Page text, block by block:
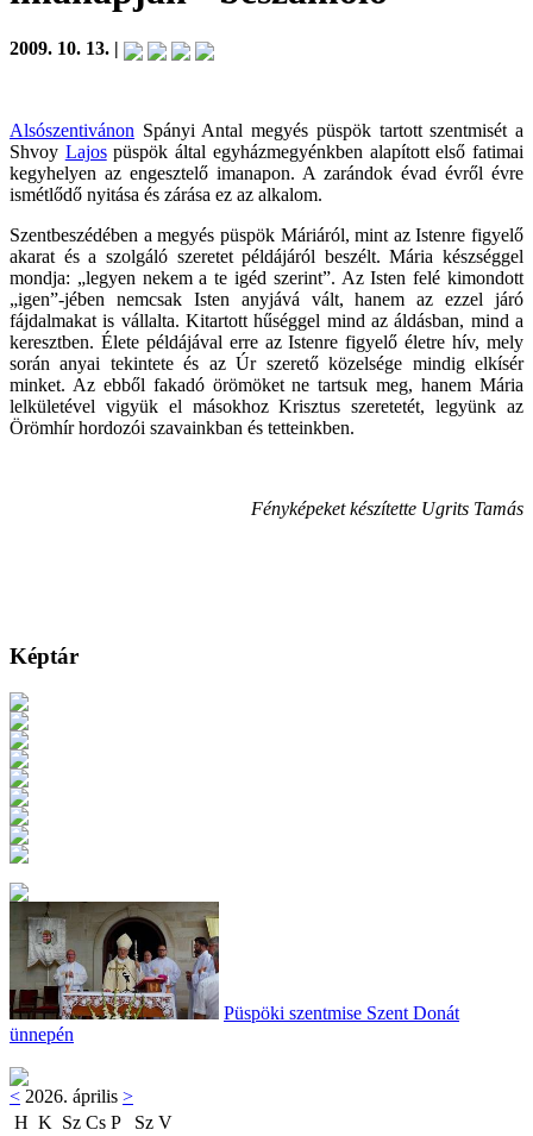
2009. 10. 13. |
Alsószentivánon Spányi Antal megyés püspök tartott szentmisét a
Shvoy Lajospüspök által egyházmegyénkben alapított első fatimai
kegyhelyen az engesztelő imanapon. A zarándok évad évről évre
ismétlődő nyitása és zárása ez az alkalom.
Szentbeszédében a megyés püspök Máriáról, mint az Istenre figyelő
akarat és a szolgáló szeretet példájáról beszélt. Mária készséggel
mondja: „legyen nekem a te igéd szerint”. Az Isten felé kimondott
„igen”-jében nemcsak Isten anyjává vált, hanem az ezzel járó
fájdalmakat is vállalta. Kitartott hűséggel mind az áldásban, mind a
keresztben. Élete példájával erre az Istenre figyelő életre hív, mely
során anyai tekintete és az Úr szerető közelsége mindig elkísér
minket. Az ebből fakadó örömöket ne tartsuk meg, hanem Mária
lelkületével vigyük el másokhoz Krisztus szeretetét, legyünk az
Örömhír hordozói szavainkban és tetteinkben.
Fényképeket készítette Ugrits Tamás
Képtár
Püspöki szentmise Szent Donát
ünnepén
< 2026. április >
H K Sz Cs P Sz V